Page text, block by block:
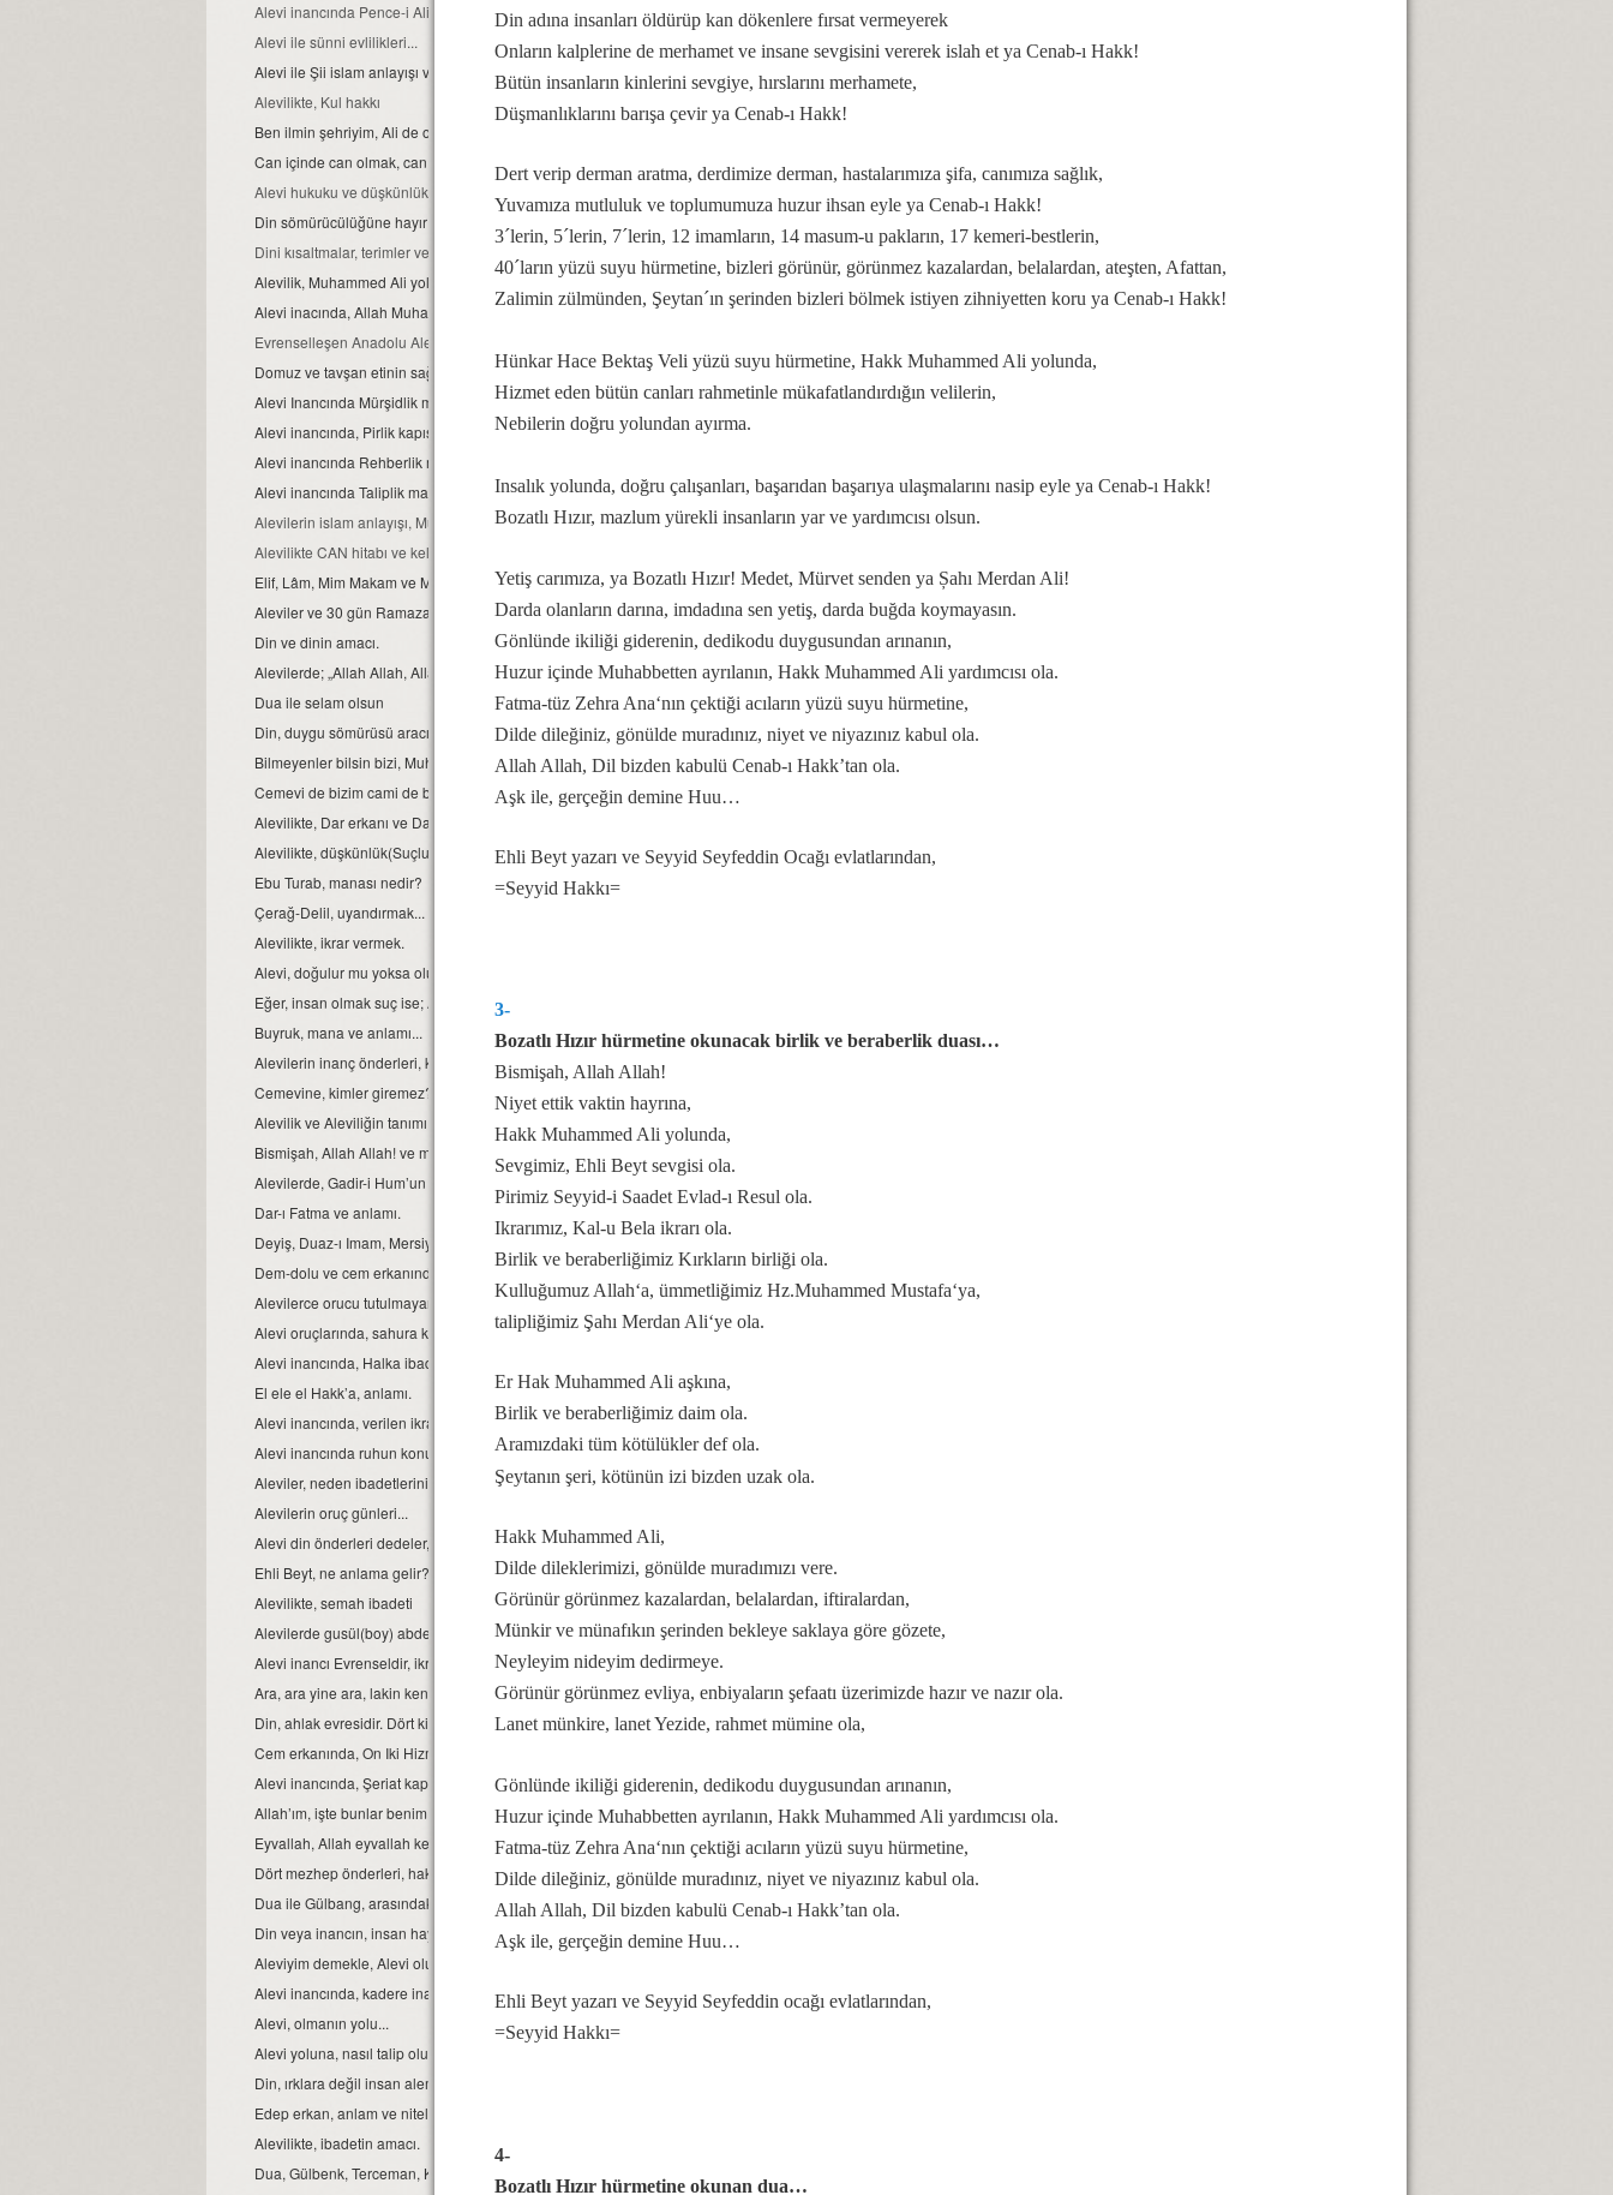
Alevi inancında Pence-i Ali Aba
Alevi ile sünni evlilikleri...
Alevi ile Şii islam anlayışı ve farklar...
Alevilikte, Kul hakkı
Ben ilmin şehriyim, Ali de o şehrin kapısıdır...
Can içinde can olmak, can ve can gözü manaları…
Alevi hukuku ve düşkünlük
Din sömürücülüğüne hayır
Dini kısaltmalar, terimler ve anlamları
Alevilik, Muhammed Ali yoludur
Alevi inacında, Allah Muhammed ve Şahı Merdan Ali.
Evrenselleşen Anadolu Aleviliği
Domuz ve tavşan etinin sağlığa zararları
Alevi Inancında Mürşidlik makamı
Alevi inancında, Pirlik kapısı.
Alevi inancında Rehberlik makamı
Alevi inancında Taliplik makamı
Alevilerin islam anlayışı, Muhammed Ali islamıdır.
Alevilikte CAN hitabı ve kelime manası
Elif, Lâm, Mim Makam ve Manaları
Aleviler ve 30 gün Ramazan orucu.
Din ve dinin amacı.
Alevilerde; „Allah Allah, Allah eyvallah, Aşk ile, Aşk-ı niyazımla, Hu erenler ve Can“ hitap ve manaları.
Dua ile selam olsun
Din, duygu sömürüsü aracı değil ve olmamalıdır.
Bilmeyenler bilsin bizi, Muhammed Ali diyenlerdeniz biz.
Cemevi de bizim cami de bizim demek, büyük bir yanlışlıktır...
Alevilikte, Dar erkanı ve Dar duruşları…
Alevilikte, düşkünlük(Suçluluk hali).
Ebu Turab, manası nedir?
Çerağ-Delil, uyandırmak...
Alevilikte, ikrar vermek.
Alevi, doğulur mu yoksa olunur mu?
Eğer, insan olmak suç ise; Aleviler bu suçu, Kerbela'da kabullendiler
Buyruk, mana ve anlamı...
Alevilerin inanç önderleri, kimlerdir?
Cemevine, kimler giremez?
Alevilik ve Aleviliğin tanımı...
Bismişah, Allah Allah! ve manası.
Alevilerde, Gadir-i Hum’un önemi
Dar-ı Fatma ve anlamı.
Deyiş, Duaz-ı Imam, Mersiye, Ağıt, gibi nefeslerin Alevi inancındaki yeri nedir?
Dem-dolu ve cem erkanında, dağıtılan suyun manası...
Alevilerce orucu tutulmayan Ramazan’ın bayramını kutlamaları, gerçeği yansıtmıyor.
Alevi oruçlarında, sahura kalmak yoktur ve matem ayında dikkat edilmesi gereken hususlar.
Alevi inancında, Halka ibadeti ve semahın konumnu...
El ele el Hakk’a, anlamı.
Alevi inancında, verilen ikrarın manası.
Alevi inancında ruhun konumu, anlam ve önemi…
Aleviler, neden ibadetlerini camide yapmazlar?
Alevilerin oruç günleri...
Alevi din önderleri dedeler, kimin soyundan gelirler?
Ehli Beyt, ne anlama gelir?
Alevilikte, semah ibadeti
Alevilerde gusül(boy) abdesti, haremlik ve selamlık.
Alevi inancı Evrenseldir, ikrar verenler de Evrensel düşünmelidir.
Ara, ara yine ara, lakin kendinde ara...
Din, ahlak evresidir. Dört kitap ise, ahlakın evrelerdir.
Cem erkanında, On Iki Hizmetten biri de semahtır...
Alevi inancında, Şeriat kapısı.
Allah’ım, işte bunlar benim Ehli Beyt’imdir...
Eyvallah, Allah eyvallah kelime anlamları.
Dört mezhep önderleri, hakkında.
Dua ile Gülbang, arasındaki fark.
Din veya inancın, insan hayatındaki yeri ve önemi.
Aleviyim demekle, Alevi olunmaz.
Alevi inancında, kadere inanmak veya kadercilik var mıdır?
Alevi, olmanın yolu...
Alevi yoluna, nasıl talip olunur?
Din, ırklara değil insan alemine inmiştir.
Edep erkan, anlam ve nitelikleri.
Alevilikte, ibadetin amacı.
Dua, Gülbenk, Terceman, Kelime-i Tevhid ve Salavat manaları...
Din adına insanları öldürüp kan dökenlere fırsat vermeyerek
Onların kalplerine de merhamet ve insane sevgisini vererek islah et ya Cenab-ı Hakk!
Bütün insanların kinlerini sevgiye, hırslarını merhamete,
Düşmanlıklarını barışa çevir ya Cenab-ı Hakk!
Dert verip derman aratma, derdimize derman, hastalarımıza şifa, canımıza sağlık,
Yuvamıza mutluluk ve toplumumuza huzur ihsan eyle ya Cenab-ı Hakk!
3´lerin, 5´lerin, 7´lerin, 12 imamların, 14 masum-u pakların, 17 kemeri-bestlerin,
40´ların yüzü suyu hürmetine, bizleri görünür, görünmez kazalardan, belalardan, ateşten, Afattan,
Zalimin zülmünden, Şeytan´ın şerinden bizleri bölmek istiyen zihniyetten koru ya Cenab-ı Hakk!
Hünkar Hace Bektaş Veli yüzü suyu hürmetine, Hakk Muhammed Ali yolunda,
Hizmet eden bütün canları rahmetinle mükafatlandırdığın velilerin,
Nebilerin doğru yolundan ayırma.
Insalık yolunda, doğru çalışanları, başarıdan başarıya ulaşmalarını nasip eyle ya Cenab-ı Hakk!
Bozatlı Hızır, mazlum yürekli insanların yar ve yardımcısı olsun.
Yetiş carımıza, ya Bozatlı Hızır! Medet, Mürvet senden ya Șahı Merdan Ali!
Darda olanların darına, imdadına sen yetiş, darda buğda koymayasın.
Gönlünde ikiliği giderenin, dedikodu duygusundan arınanın,
Huzur içinde Muhabbetten ayrılanın, Hakk Muhammed Ali yardımcısı ola.
Fatma-tüz Zehra Ana‘nın çektiği acıların yüzü suyu hürmetine,
Dilde dileğiniz, gönülde muradınız, niyet ve niyazınız kabul ola.
Allah Allah, Dil bizden kabulü Cenab-ı Hakk’tan ola.
Aşk ile, gerçeğin demine Huu…
Ehli Beyt yazarı ve Seyyid Seyfeddin Ocağı evlatlarından,
=Seyyid Hakkı=
3-
Bozatlı Hızır hürmetine okunacak birlik ve beraberlik duası…
Bismişah, Allah Allah!
Niyet ettik vaktin hayrına,
Hakk Muhammed Ali yolunda,
Sevgimiz, Ehli Beyt sevgisi ola.
Pirimiz Seyyid-i Saadet Evlad-ı Resul ola.
Ikrarımız, Kal-u Bela ikrarı ola.
Birlik ve beraberliğimiz Kırkların birliği ola.
Kulluğumuz Allah‘a, ümmetliğimiz Hz.Muhammed Mustafa‘ya,
talipliğimiz Şahı Merdan Ali‘ye ola.
Er Hak Muhammed Ali aşkına,
Birlik ve beraberliğimiz daim ola.
Aramızdaki tüm kötülükler def ola.
Şeytanın şeri, kötünün izi bizden uzak ola.
Hakk Muhammed Ali,
Dilde dileklerimizi, gönülde muradımızı vere.
Görünür görünmez kazalardan, belalardan, iftiralardan,
Münkir ve münafıkın şerinden bekleye saklaya göre gözete,
Neyleyim nideyim dedirmeye.
Görünür görünmez evliya, enbiyaların şefaatı üzerimizde hazır ve nazır ola.
Lanet münkire, lanet Yezide, rahmet mümine ola,
Gönlünde ikiliği giderenin, dedikodu duygusundan arınanın,
Huzur içinde Muhabbetten ayrılanın, Hakk Muhammed Ali yardımcısı ola.
Fatma-tüz Zehra Ana‘nın çektiği acıların yüzü suyu hürmetine,
Dilde dileğiniz, gönülde muradınız, niyet ve niyazınız kabul ola.
Allah Allah, Dil bizden kabulü Cenab-ı Hakk’tan ola.
Aşk ile, gerçeğin demine Huu…
Ehli Beyt yazarı ve Seyyid Seyfeddin ocağı evlatlarından,
=Seyyid Hakkı=
4-
Bozatlı Hızır hürmetine okunan dua…